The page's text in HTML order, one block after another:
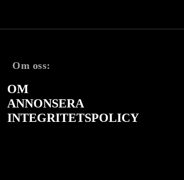
Om oss:
OM
ANNONSERA
INTEGRITETSPOLICY